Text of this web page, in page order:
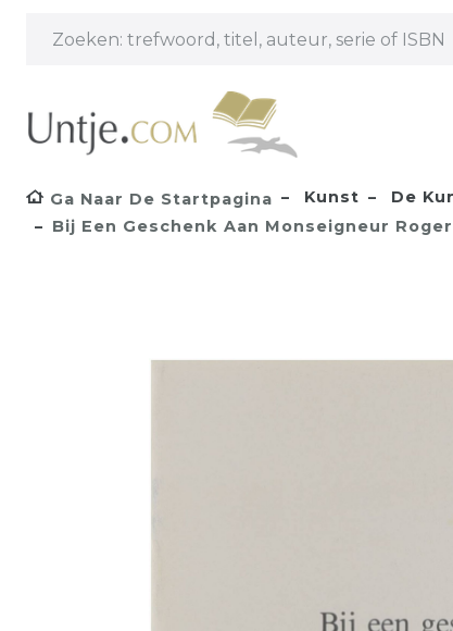
Ga Naar De Startpagina Kunst De
Bij Een Geschenk Aan Monseigneur